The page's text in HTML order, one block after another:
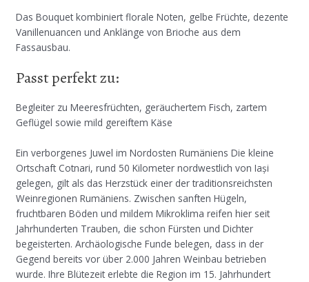
Das Bouquet kombiniert florale Noten, gelbe Früchte, dezente
Vanillenuancen und Anklänge von Brioche aus dem
Fassausbau.
Passt perfekt zu:
Begleiter zu Meeresfrüchten, geräuchertem Fisch, zartem
Geflügel sowie mild gereiftem Käse
Ein verborgenes Juwel im Nordosten Rumäniens Die kleine
Ortschaft Cotnari, rund 50 Kilometer nordwestlich von Iași
gelegen, gilt als das Herzstück einer der traditionsreichsten
Weinregionen Rumäniens. Zwischen sanften Hügeln,
fruchtbaren Böden und mildem Mikroklima reifen hier seit
Jahrhunderten Trauben, die schon Fürsten und Dichter
begeisterten. Archäologische Funde belegen, dass in der
Gegend bereits vor über 2.000 Jahren Weinbau betrieben
wurde. Ihre Blütezeit erlebte die Region im 15. Jahrhundert